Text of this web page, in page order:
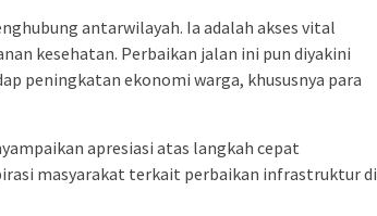
antarwilayah. Ia adalah akses vital
kesehatan. Perbaikan jalan ini pun diyakini
peningkatan ekonomi warga, khususnya para
apresiasi atas langkah cepat
masyarakat terkait perbaikan infrastruktur di